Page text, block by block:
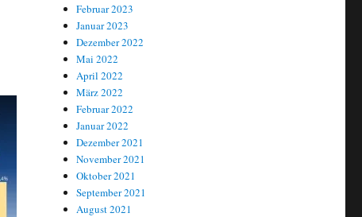
Februar 2023
Januar 2023
Dezember 2022
Mai 2022
April 2022
März 2022
Februar 2022
Januar 2022
Dezember 2021
November 2021
Oktober 2021
September 2021
August 2021